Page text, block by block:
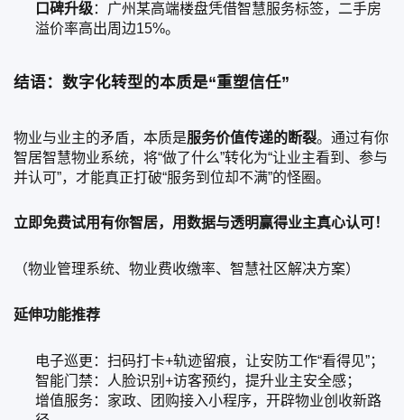
口碑升级：广州某高端楼盘凭借智慧服务标签，二手房
溢价率高出周边15%。
结语：数字化转型的本质是“重塑信任”
物业与业主的矛盾，本质是服务价值传递的断裂。通过有你
智居智慧物业系统，将“做了什么”转化为“让业主看到、参与
并认可”，才能真正打破“服务到位却不满”的怪圈。
立即免费试用有你智居，用数据与透明赢得业主真心认可！
（物业管理系统、物业费收缴率、智慧社区解决方案）
延伸功能推荐
电子巡更：扫码打卡+轨迹留痕，让安防工作“看得见”；
智能门禁：人脸识别+访客预约，提升业主安全感；
增值服务：家政、团购接入小程序，开辟物业创收新路